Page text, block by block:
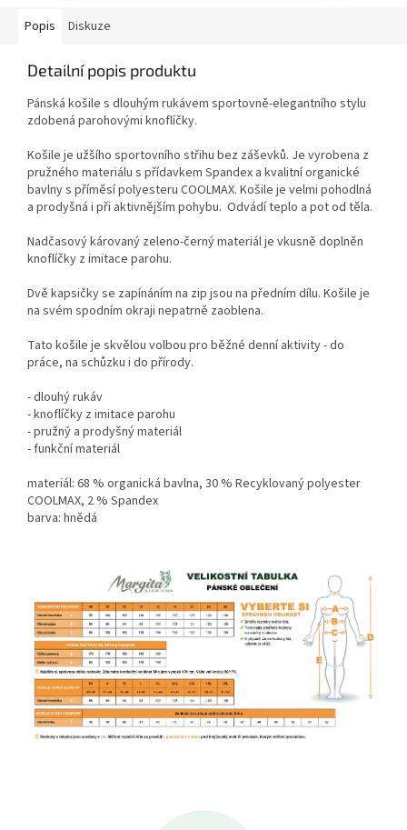
Popis Diskuze
Detailní popis produktu
Pánská košile s dlouhým rukávem sportovně-elegantního stylu
zdobená parohovými knoflíčky.
Košile je užšího sportovního střihu bez záševků. Je vyrobena z
pružného materiálu s přídavkem Spandex a kvalitní organické
bavlny s příměsí polyesteru COOLMAX. Košile je velmi pohodlná
a prodyšná i při aktivnějším pohybu. Odvádí teplo a pot od těla.
Nadčasový károvaný zeleno-černý materiál je vkusně doplněn
knoflíčky z imitace parohu.
Dvě kapsičky se zapínáním na zip jsou na předním dílu. Košile je
na svém spodním okraji nepatrně zaoblena.
Tato košile je skvělou volbou pro běžné denní aktivity - do
práce, na schůzku i do přírody.
- dlouhý rukáv
- knoflíčky z imitace parohu
- pružný a prodyšný materiál
- funkční materiál
materiál: 68 % organická bavlna, 30 % Recyklovaný polyester
COOLMAX, 2 % Spandex
barva: hnědá